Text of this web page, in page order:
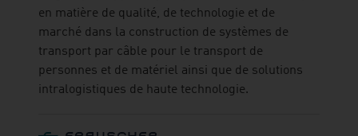
en matière de qualité, de technologie et de
marché dans la construction de systèmes de
transport par câble pour le transport de
personnes et de matériel ainsi que de solutions
intralogistiques de haute technologie.